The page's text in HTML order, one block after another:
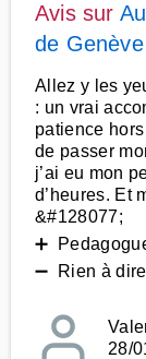
Avis sur
de Genève
Allez y les
: un vrai
patience
de passer
j’ai eu mon
d’heures. Et
&#128077;
➕
➖ Rien à dire
28/